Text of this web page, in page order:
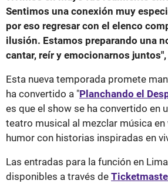
Sentimos una conexión muy
por eso regresar con el elenco
ilusión. Estamos preparando una
cantar, reír y emocionarnos juntos",
Esta nueva temporada promete
ha convertido a "Planchando el
es que el show se ha convertido en
teatro musical al mezclar música en
humor con historias inspiradas en
Las entradas para la función en
disponibles a través de